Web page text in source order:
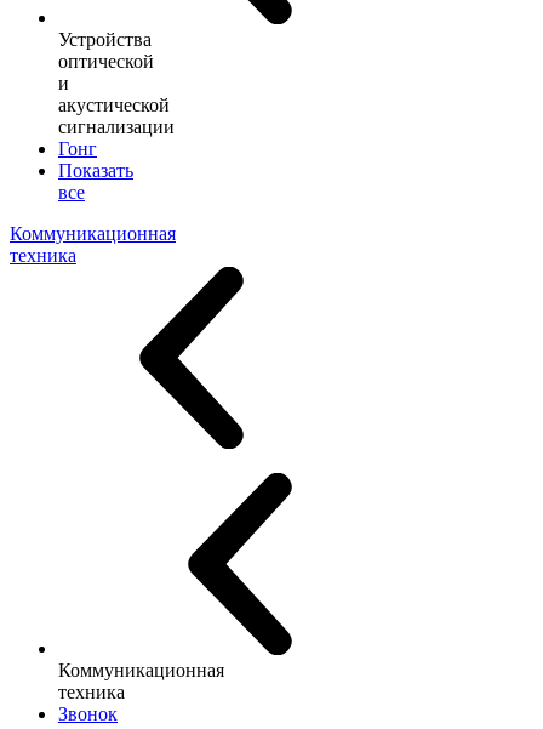
Устройства
оптической
и
акустической
сигнализации
Гонг
Показать
все
Коммуникационная
техника
Коммуникационная
техника
Звонок